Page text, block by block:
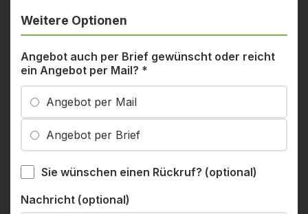
Weitere Optionen
Angebot auch per Brief gewünscht oder reicht
ein Angebot per Mail? *
Angebot per Mail
Angebot per Brief
Sie wünschen einen Rückruf? (optional)
Nachricht (optional)